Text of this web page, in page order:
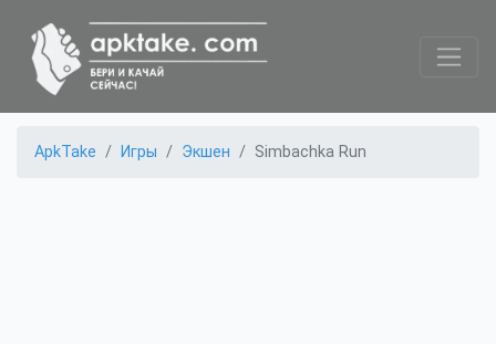
ApkTake Игры Экшен Simbachka Run